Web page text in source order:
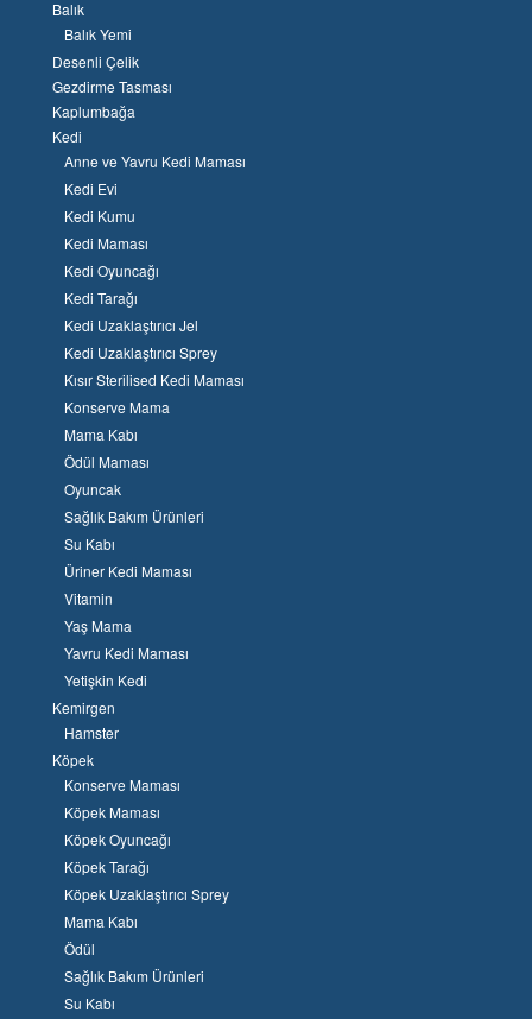
Balık
Balık Yemi
Desenli Çelik
Gezdirme Tasması
Kaplumbağa
Kedi
Anne ve Yavru Kedi Maması
Kedi Evi
Kedi Kumu
Kedi Maması
Kedi Oyuncağı
Kedi Tarağı
Kedi Uzaklaştırıcı Jel
Kedi Uzaklaştırıcı Sprey
Kısır Sterilised Kedi Maması
Konserve Mama
Mama Kabı
Ödül Maması
Oyuncak
Sağlık Bakım Ürünleri
Su Kabı
Üriner Kedi Maması
Vitamin
Yaş Mama
Yavru Kedi Maması
Yetişkin Kedi
Kemirgen
Hamster
Köpek
Konserve Maması
Köpek Maması
Köpek Oyuncağı
Köpek Tarağı
Köpek Uzaklaştırıcı Sprey
Mama Kabı
Ödül
Sağlık Bakım Ürünleri
Su Kabı